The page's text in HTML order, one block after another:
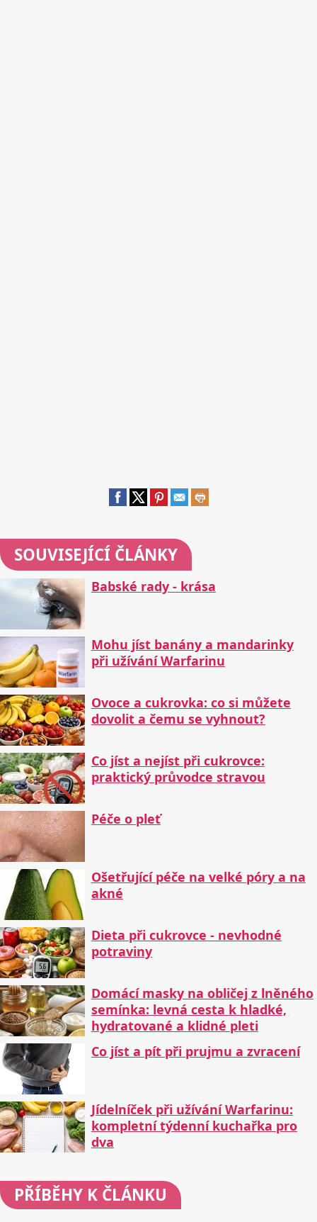
SOUVISEJÍCÍ ČLÁNKY
Babské rady - krása
Mohu jíst banány a mandarinky
při užívání Warfarinu
Ovoce a cukrovka: co si můžete
dovolit a čemu se vyhnout?
Co jíst a nejíst při cukrovce:
praktický průvodce stravou
Péče o pleť
Ošetřující péče na velké póry a na
akné
Dieta při cukrovce - nevhodné
potraviny
Domácí masky na obličej z lněného
semínka: levná cesta k hladké,
hydratované a klidné pleti
Co jíst a pít při prujmu a zvracení
Jídelníček při užívání Warfarinu:
kompletní týdenní kuchařka pro
dva
PŘÍBĚHY K ČLÁNKU